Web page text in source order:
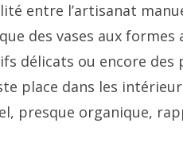
entre l’artisanat
des vases aux formes
délicats ou encore des
place dans les
presque organique,